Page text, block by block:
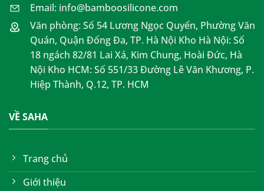
Email: info@bamboosilicone.com
Văn phòng: Số 54 Lương Ngọc Quyến, Phường Văn
Quán, Quận Đống Đa, TP. Hà Nội Kho Hà Nội: Số
18 ngách 82/81 Lai Xá, Kim Chung, Hoài Đức, Hà
Nội Kho HCM: Số 551/33 Đường Lê Văn Khương, P.
Hiệp Thành, Q.12, TP. HCM
VỀ SAHA
Trang chủ
Giới thiệu